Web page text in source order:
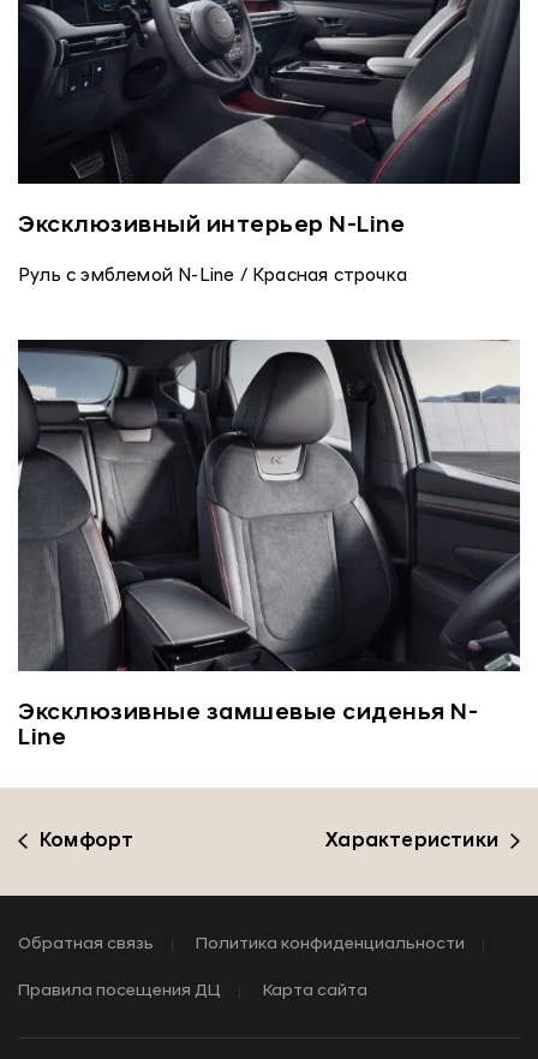
Эксклюзивный интерьер N-Line
Руль с эмблемой N-Line / Красная строчка
Эксклюзивные замшевые сиденья N-
Line
Комфорт Характеристики
Обратная связь Политика конфиденциальности
Правила посещения ДЦ Карта сайта